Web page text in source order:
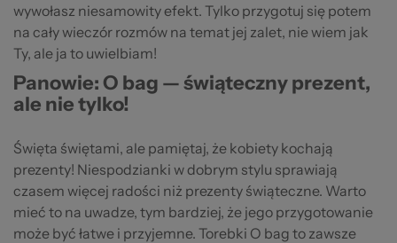
wywołasz niesamowity efekt. Tylko przygotuj się potem
na cały wieczór rozmów na temat jej zalet, nie wiem jak
Ty, ale ja to uwielbiam!
Panowie: O bag — świąteczny prezent,
ale nie tylko!
Święta świętami, ale pamiętaj, że kobiety kochają
prezenty! Niespodzianki w dobrym stylu sprawiają
czasem więcej radości niż prezenty świąteczne. Warto
mieć to na uwadze, tym bardziej, że jego przygotowanie
może być łatwe i przyjemne. Torebki O bag to zawsze